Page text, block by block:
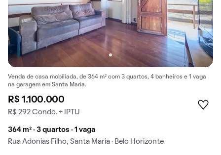
Venda de casa mobiliada, de 364 m² com 3 quartos, 4 banheiros e 1 vaga
na garagem em Santa Maria.
R$ 1.100.000
R$ 292 Condo. + IPTU
364 m² · 3 quartos · 1 vaga
Rua Adonias Filho, Santa Maria · Belo Horizonte